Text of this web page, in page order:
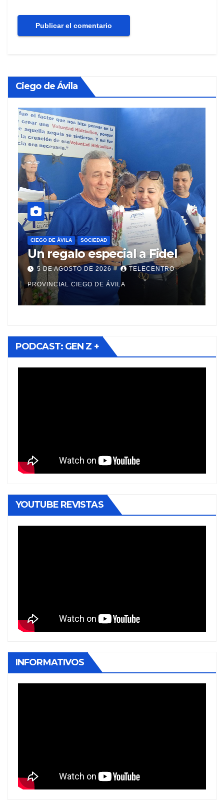
Ciego de Ávila
CIEGO DE ÁVILA SOCIEDAD
Un regalo especial a Fidel
5 DE AGOSTO DE 2026 TELECENTRO
PROVINCIAL CIEGO DE ÁVILA
PODCAST: GEN Z +
YOUTUBE REVISTAS
INFORMATIVOS